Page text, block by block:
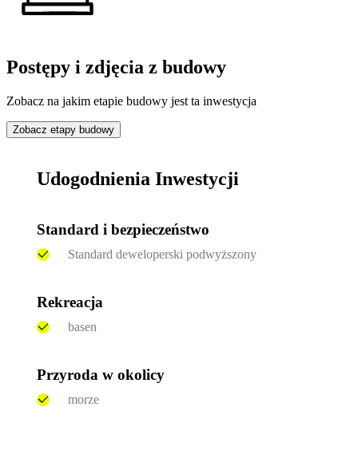
Postępy i zdjęcia z budowy
Zobacz na jakim etapie budowy jest ta inwestycja
Zobacz etapy budowy
Udogodnienia Inwestycji
Standard i bezpieczeństwo
Standard deweloperski podwyższony
Rekreacja
basen
Przyroda w okolicy
morze